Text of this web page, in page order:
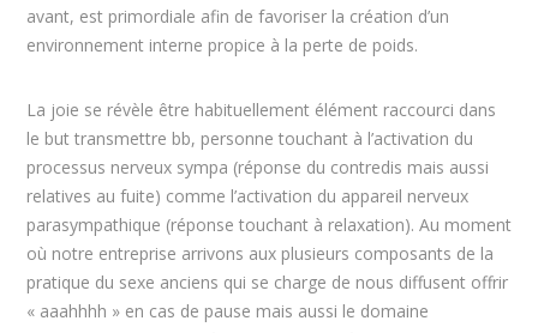
avant, est primordiale afin de favoriser la création d’un
environnement interne propice à la perte de poids.
La joie se révèle être habituellement élément raccourci dans
le but transmettre bb, personne touchant à l’activation du
processus nerveux sympa (réponse du contredis mais aussi
relatives au fuite) comme l’activation du appareil nerveux
parasympathique (réponse touchant à relaxation). Au moment
où notre entreprise arrivons aux plusieurs composants de la
pratique du sexe anciens qui se charge de nous diffusent offrir
« aaahhhh » en cas de pause mais aussi le domaine